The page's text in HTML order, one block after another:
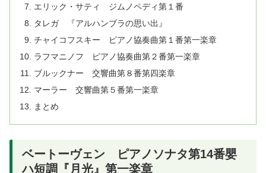
エリック・サティ ジムノペディ第１番
タレガ 『アルハンブラの思い出』
チャイコフスキー ピアノ協奏曲第１番第一楽章
ラフマニノフ ピアノ協奏曲第２番第一楽章
ブルックナー 交響曲第８番第四楽章
マーラー 交響曲第５番第一楽章
まとめ
ベートーヴェン ピアノソナタ第14番嬰
ハ短調『月光』第一楽章